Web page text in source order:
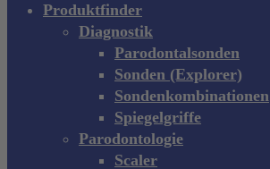
Produktfinder
Diagnostik
Parodontalsonden
Sonden (Explorer)
Sondenkombinationen
Spiegelgriffe
Parodontologie
Scaler